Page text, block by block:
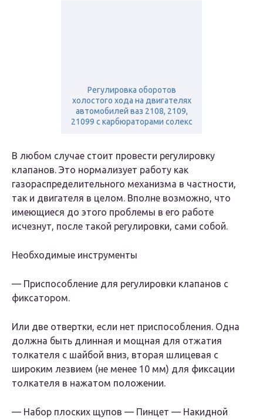
Регулировка оборотов
холостого хода на двигателях
автомобилей ваз 2108, 2109,
21099 с карбюраторами солекс
В любом случае стоит провести регулировку
клапанов. Это нормализует работу как
газораспределительного механизма в частности,
так и двигателя в целом. Вполне возможно, что
имеющиеся до этого проблемы в его работе
исчезнут, после такой регулировки, сами собой.
Необходимые инструменты
— Приспособление для регулировки клапанов с
фиксатором.
Или две отвертки, если нет приспособления. Одна
должна быть длинная и мощная для отжатия
толкателя с шайбой вниз, вторая шлицевая с
широким лезвием (не менее 10 мм) для фиксации
толкателя в нажатом положении.
— Набор плоских щупов — Пинцет — Накидной